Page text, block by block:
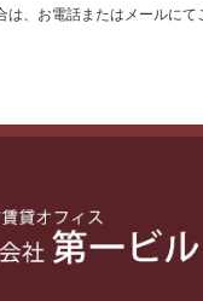
は、お電話またはメールにて